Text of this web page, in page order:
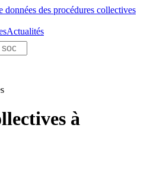
données des procédures collectives
Actualités
à